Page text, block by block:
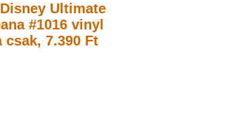
Ultimate
#1016 vinyl
csak, 7.390 Ft